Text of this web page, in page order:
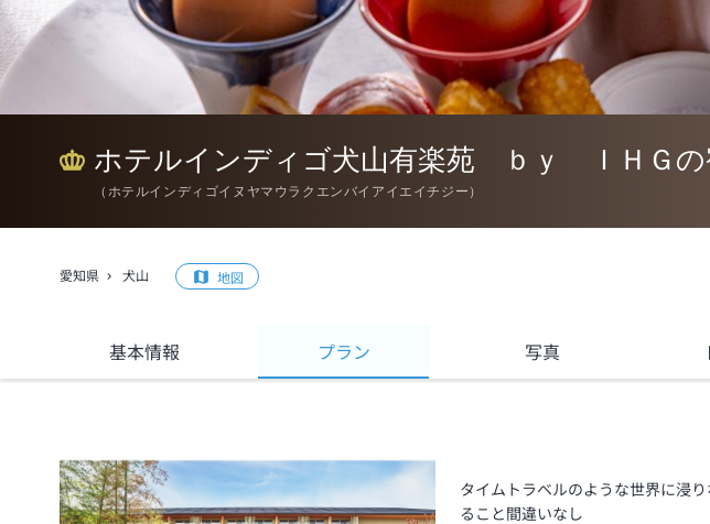
ホテルインディゴ犬山有楽苑 ｂｙ ＩＨＧの
（ ホテルインディゴイヌヤマウラクエンバイアイエイチジー ）
愛知県 犬山 地図
基本情報 プラン 写真
タイムトラベルのような世界に浸
ること間違いなし